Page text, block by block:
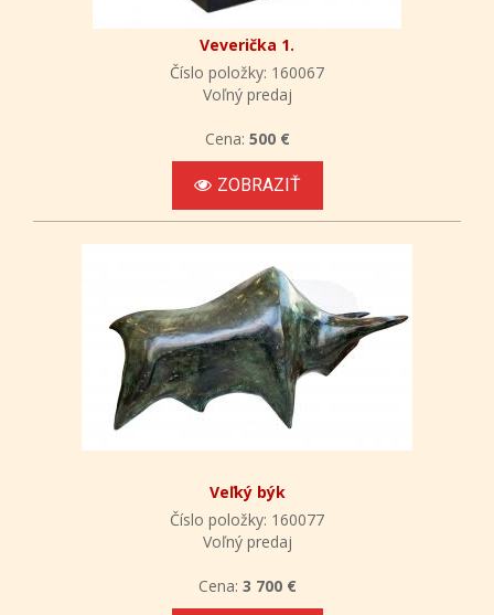
Veverička 1.
Číslo položky: 160067
Voľný predaj
Cena: 500 €
ZOBRAZIŤ
Veľký býk
Číslo položky: 160077
Voľný predaj
Cena: 3 700 €